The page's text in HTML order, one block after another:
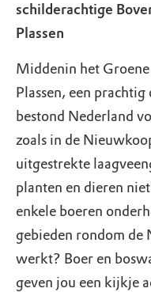
schilderachtige
Plassen
Middenin het
Plassen, een
bestond Nederland
zoals in de
uitgestrekte
planten en dieren
enkele boeren
gebieden rondom de
werkt? Boer en
geven jou een kijkje